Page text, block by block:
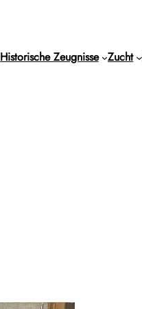
Historische Zeugnisse Zucht